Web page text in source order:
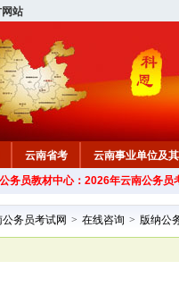
站
云南省考 云南事业单位及
公务员教材中心：2026年云南公务员
公务员考试网 > 在线咨询 > 版纳公